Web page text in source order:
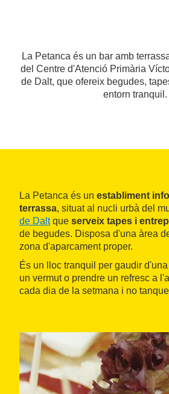
La Petanca és un bar amb
del Centre d'Atenció Primària
de Dalt, que ofereix begudes,
entorn tranquil.
La Petanca és un establiment
terrassa, situat al nucli urbà del
de Daltque serveix tapes i
de begudes. Disposa d'una àrea
zona d'aparcament proper.
És un lloc tranquil per gaudir
un vermut o prendre un refresc a
cada dia de la setmana i no